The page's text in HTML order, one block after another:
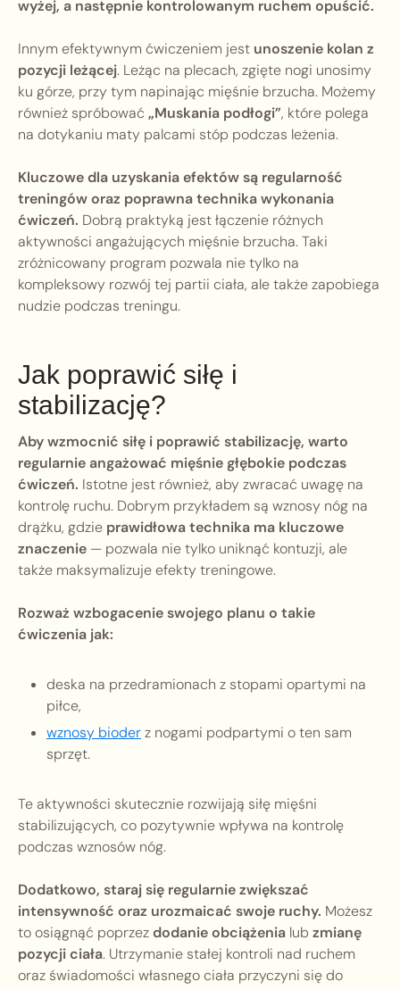
wyżej, a następnie kontrolowanym ruchem opuścić.
Innym efektywnym ćwiczeniem jest unoszenie kolan z
pozycji leżącej. Leżąc na plecach, zgięte nogi unosimy
ku górze, przy tym napinając mięśnie brzucha. Możemy
również spróbować „Muskania podłogi”, które polega
na dotykaniu maty palcami stóp podczas leżenia.
Kluczowe dla uzyskania efektów są regularność
treningów oraz poprawna technika wykonania
ćwiczeń. Dobrą praktyką jest łączenie różnych
aktywności angażujących mięśnie brzucha. Taki
zróżnicowany program pozwala nie tylko na
kompleksowy rozwój tej partii ciała, ale także zapobiega
nudzie podczas treningu.
Jak poprawić siłę i
stabilizację?
Aby wzmocnić siłę i poprawić stabilizację, warto
regularnie angażować mięśnie głębokie podczas
ćwiczeń. Istotne jest również, aby zwracać uwagę na
kontrolę ruchu. Dobrym przykładem są wznosy nóg na
drążku, gdzie prawidłowa technika ma kluczowe
znaczenie— pozwala nie tylko uniknąć kontuzji, ale
także maksymalizuje efekty treningowe.
Rozważ wzbogacenie swojego planu o takie
ćwiczenia jak:
deska na przedramionach z stopami opartymi na
piłce,
wznosy bioderz nogami podpartymi o ten sam
sprzęt.
Te aktywności skutecznie rozwijają siłę mięśni
stabilizujących, co pozytywnie wpływa na kontrolę
podczas wznosów nóg.
Dodatkowo, staraj się regularnie zwiększać
intensywność oraz urozmaicać swoje ruchy. Możesz
to osiągnąć poprzezdodanie obciążenia lub zmianę
pozycji ciała. Utrzymanie stałej kontroli nad ruchem
oraz świadomości własnego ciała przyczyni się do